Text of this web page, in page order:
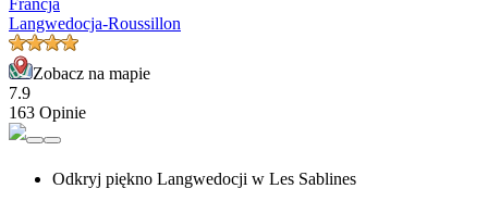
Francja
Langwedocja-Roussillon
Zobacz na mapie
7.9
163 Opinie
Odkryj piękno Langwedocji w Les Sablines